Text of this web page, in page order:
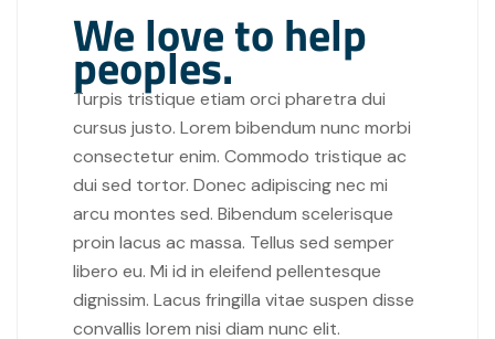
We love to help
peoples.
Turpis tristique etiam orci pharetra dui
cursus justo. Lorem bibendum nunc morbi
consectetur enim. Commodo tristique ac
dui sed tortor. Donec adipiscing nec mi
arcu montes sed. Bibendum scelerisque
proin lacus ac massa. Tellus sed semper
libero eu. Mi id in eleifend pellentesque
dignissim. Lacus fringilla vitae suspen disse
convallis lorem nisi diam nunc elit.